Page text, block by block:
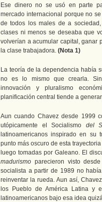
Ese dinero no se usó en parte
mercado internacional porque no
de todos los males de a
clases ni menos se deseaba que
volverían a acumular capital, ganar
la clase trabajadora. (Nota 1)
La teoría de la dependencia había
no es lo mismo que crearla. Sin
innovación y pluralismo
planificación central tiende a
Aun cuando Chavez desde 1999
utópicamente el Socialismo del
latinoamericanos inspirado en su
punto más oscuro de esta
luego tomadas por Galeano. El
madurismo parecieron visto
socialista a partir de 1989 no
reinventar la rueda. Aun así,
los Pueblo de América Latina y
latinoamericanos bajo esa idea